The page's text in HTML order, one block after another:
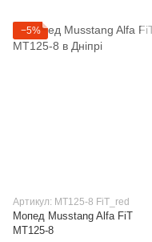
−5%
Артикул: MT125-8 FiT_red
Мопед Musstang Alfa FiT
MT125-8